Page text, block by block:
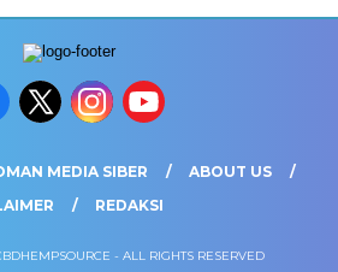
MEDIA SIBER
ABOUT US
REDAKSI
- ALL RIGHTS RESERVED